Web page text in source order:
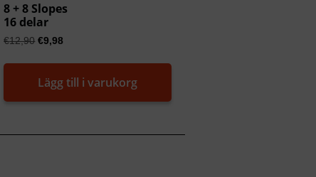
8 + 8 Slopes
16 delar
€12,90 €9,98
Lägg till i varukorg